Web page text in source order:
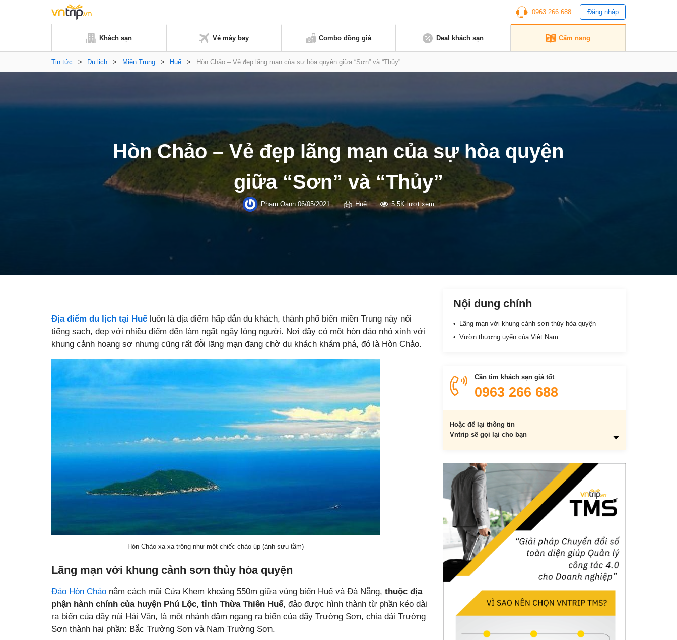
0963 266 688 Đăng nhập
Khách sạn Vé máy bay Combo đồng giá Deal khách sạn Cẩm nang
Tin tức > Du lịch > Miền Trung > Huế > Hòn Chảo – Vẻ đẹp lãng mạn của sự hòa quyện giữa “Sơn” và “Thủy”
Hòn Chảo – Vẻ đẹp lãng mạn của sự hòa quyện
giữa “Sơn” và “Thủy”
Phạm Oanh 06/05/2021 Huế 5.5K lượt xem
Địa điểm du lịch tại Huế luôn là địa điểm hấp dẫn du khách, thành phố biển miền Trung này nổi
tiếng sạch, đẹp với nhiều điểm đến làm ngất ngây lòng người. Nơi đây có một hòn đảo nhỏ xinh với
khung cảnh hoang sơ nhưng cũng rất đỗi lãng mạn đang chờ du khách khám phá, đó là Hòn Chảo.
Hòn Chảo xa xa trông như một chiếc chảo úp (ảnh sưu tầm)
Lãng mạn với khung cảnh sơn thủy hòa quyện
Đảo Hòn Chảo nằm cách mũi Cửa Khem khoảng 550m giữa vùng biển Huế và Đà Nẵng, thuộc địa
phận hành chính của huyện Phú Lộc, tỉnh Thừa Thiên Huế, đảo được hình thành từ phần kéo dài
ra biển của dãy núi Hải Vân, là một nhánh đâm ngang ra biển của dãy Trường Sơn, chia dải Trường
Sơn thành hai phần: Bắc Trường Sơn và Nam Trường Sơn.
Nội dung chính
Lãng mạn với khung cảnh sơn thủy hòa quyện
Vườn thượng uyển của Việt Nam
Cần tìm khách sạn giá tốt
0963 266 688
Hoặc để lại thông tin
Vntrip sẽ gọi lại cho bạn